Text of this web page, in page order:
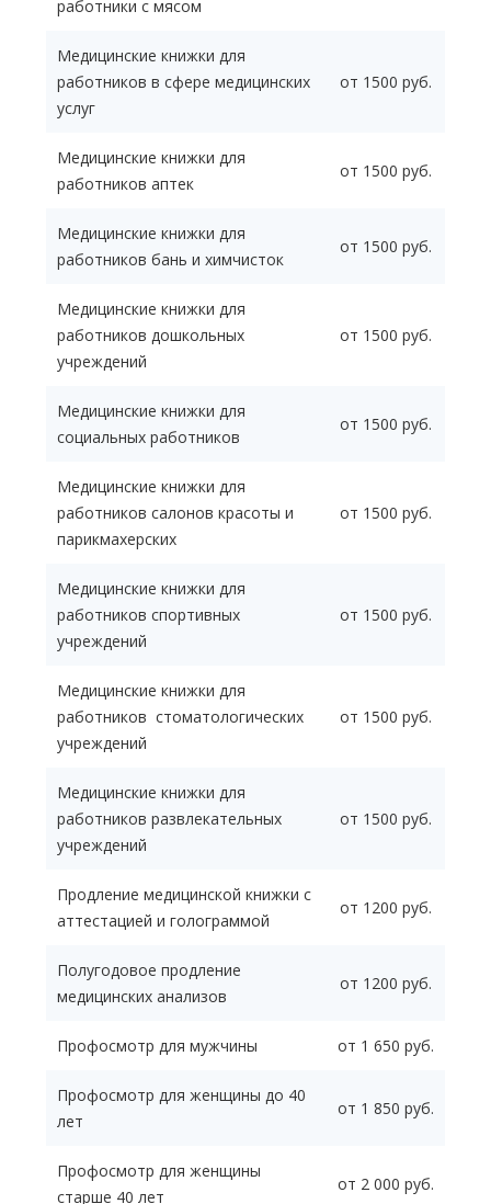
работники с мясом
Медицинские книжки для
работников в сфере медицинских
услуг
от 1500 руб.
Медицинские книжки для
работников аптек
от 1500 руб.
Медицинские книжки для
работников бань и химчисток
от 1500 руб.
Медицинские книжки для
работников дошкольных
учреждений
от 1500 руб.
Медицинские книжки для
социальных работников
от 1500 руб.
Медицинские книжки для
работников салонов красоты и
парикмахерских
от 1500 руб.
Медицинские книжки для
работников спортивных
учреждений
от 1500 руб.
Медицинские книжки для
работников стоматологических
учреждений
от 1500 руб.
Медицинские книжки для
работников развлекательных
учреждений
от 1500 руб.
Продление медицинской книжки с
аттестацией и голограммой
от 1200 руб.
Полугодовое продление
медицинских анализов
от 1200 руб.
Профосмотр для мужчины от 1 650 руб.
Профосмотр для женщины до 40
лет
от 1 850 руб.
Профосмотр для женщины
старше 40 лет
от 2 000 руб.